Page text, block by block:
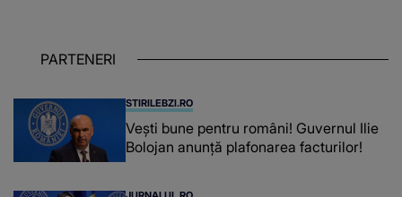
PARTENERI
STIRILEBZI.RO
Vești bune pentru români! Guvernul Ilie
Bolojan anunță plafonarea facturilor!